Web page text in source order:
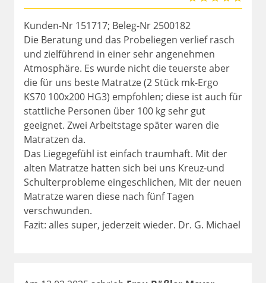
Kunden-Nr 151717; Beleg-Nr 2500182
Die Beratung und das Probeliegen verlief rasch
und zielführend in einer sehr angenehmen
Atmosphäre. Es wurde nicht die teuerste aber
die für uns beste Matratze (2 Stück mk-Ergo
KS70 100x200 HG3) empfohlen; diese ist auch für
stattliche Personen über 100 kg sehr gut
geeignet. Zwei Arbeitstage später waren die
Matratzen da.
Das Liegegefühl ist einfach traumhaft. Mit der
alten Matratze hatten sich bei uns Kreuz-und
Schulterprobleme eingeschlichen, Mit der neuen
Matratze waren diese nach fünf Tagen
verschwunden.
Fazit: alles super, jederzeit wieder. Dr. G. Michael